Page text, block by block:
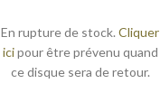
En rupture de stock.Cliquer
icipour être prévenu quand
ce disque sera de retour.